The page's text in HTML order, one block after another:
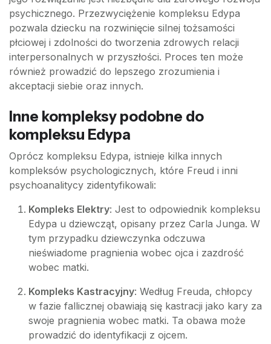
psychicznego. Przezwyciężenie kompleksu Edypa
pozwala dziecku na rozwinięcie silnej tożsamości
płciowej i zdolności do tworzenia zdrowych relacji
interpersonalnych w przyszłości. Proces ten może
również prowadzić do lepszego zrozumienia i
akceptacji siebie oraz innych.
Inne kompleksy podobne do
kompleksu Edypa
Oprócz kompleksu Edypa, istnieje kilka innych
kompleksów psychologicznych, które Freud i inni
psychoanalitycy zidentyfikowali:
Kompleks Elektry: Jest to odpowiednik kompleksu
Edypa u dziewcząt, opisany przez Carla Junga. W
tym przypadku dziewczynka odczuwa
nieświadome pragnienia wobec ojca i zazdrość
wobec matki.
Kompleks Kastracyjny: Według Freuda, chłopcy
w fazie fallicznej obawiają się kastracji jako kary za
swoje pragnienia wobec matki. Ta obawa może
prowadzić do identyfikacji z ojcem.